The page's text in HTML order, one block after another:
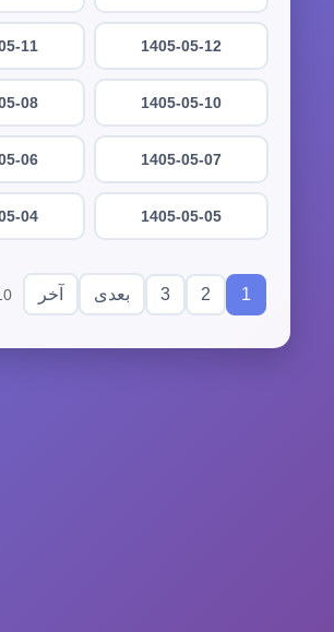
1405-05-12
11
1405-05-10
08
1405-05-07
06
1405-05-05
04
1
2
3 بعدی آخر 1-